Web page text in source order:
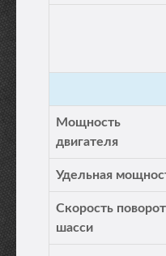
Мощность
двигателя
Удельная
Скорость
шасси